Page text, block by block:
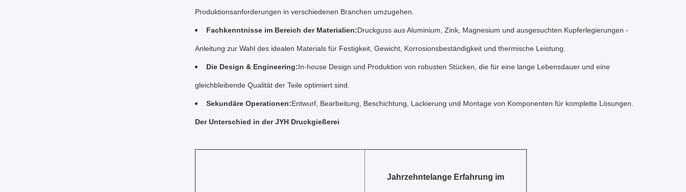
Produktionsanforderungen in verschiedenen Branchen umzugehen.
Fachkenntnisse im Bereich der Materialien:Druckguss aus Aluminium, Zink, Magnesium und ausgesuchten Kupferlegierungen -
Anleitung zur Wahl des idealen Materials für Festigkeit, Gewicht, Korrosionsbeständigkeit und thermische Leistung.
Die Design & Engineering:In-house Design und Produktion von robusten Stücken, die für eine lange Lebensdauer und eine
gleichbleibende Qualität der Teile optimiert sind.
Sekundäre Operationen:Entwurf, Bearbeitung, Beschichtung, Lackierung und Montage von Komponenten für komplette Lösungen.
Der Unterschied in der JYH Druckgießerei
Jahrzehntelange Erfahrung im